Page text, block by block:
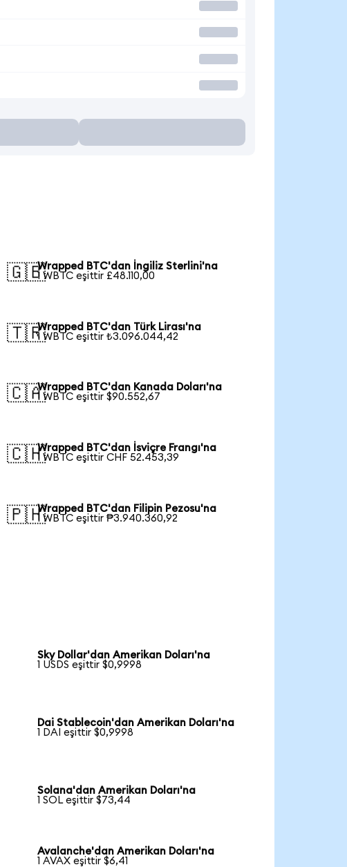
🇬🇧Wrapped BTC'dan İngiliz Sterlini'na
1 WBTC eşittir £48.110,00
🇹🇷Wrapped BTC'dan Türk Lirası'na
1 WBTC eşittir ₺3.096.044,42
🇨🇦Wrapped BTC'dan Kanada Doları'na
1 WBTC eşittir $90.552,67
🇨🇭Wrapped BTC'dan İsviçre Frangı'na
1 WBTC eşittir CHF 52.453,39
🇵🇭Wrapped BTC'dan Filipin Pezosu'na
1 WBTC eşittir ₱3.940.360,92
Sky Dollar'dan Amerikan Doları'na
1 USDS eşittir $0,9998
Dai Stablecoin'dan Amerikan Doları'na
1 DAI eşittir $0,9998
Solana'dan Amerikan Doları'na
1 SOL eşittir $73,44
Avalanche'dan Amerikan Doları'na
1 AVAX eşittir $6,41